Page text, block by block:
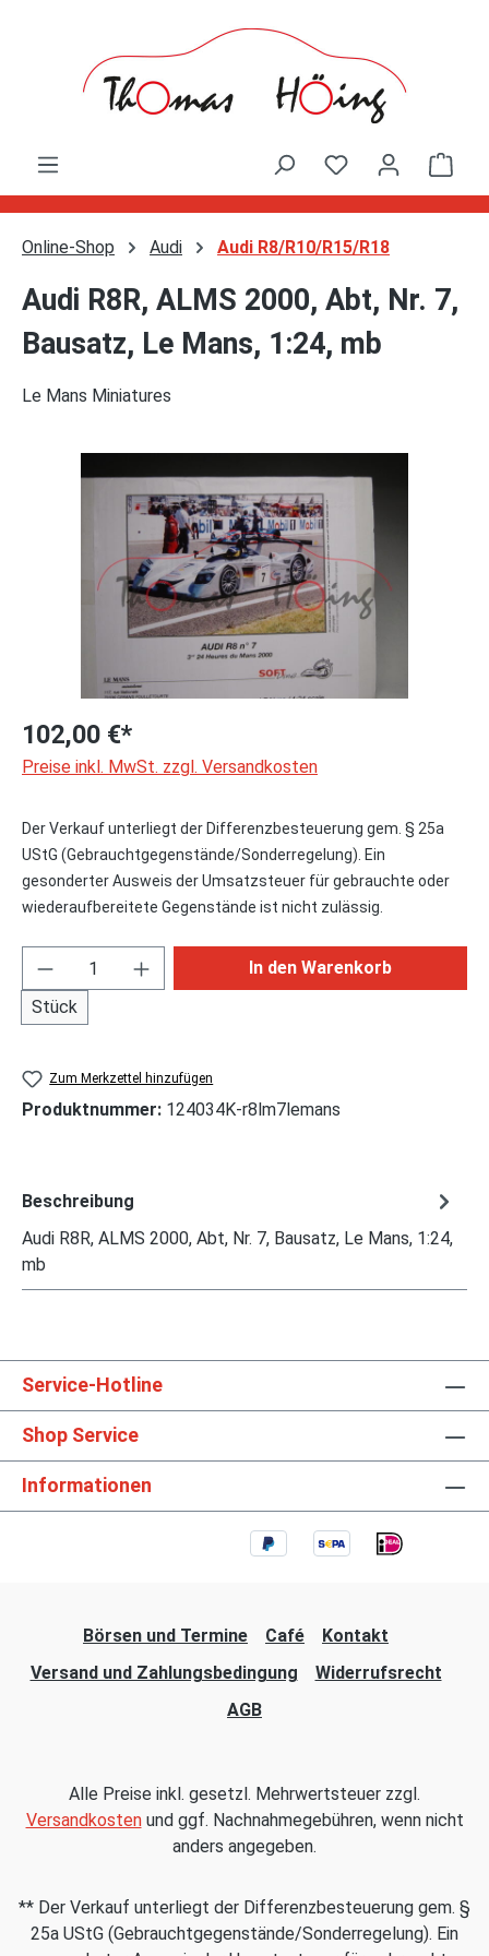
Online-Shop Audi Audi R8/R10/R15/R18
Audi R8R, ALMS 2000, Abt, Nr. 7,
Bausatz, Le Mans, 1:24, mb
Le Mans Miniatures
102,00 €*
Preise inkl. MwSt. zzgl. Versandkosten
Der Verkauf unterliegt der Differenzbesteuerung gem. § 25a
UStG (Gebrauchtgegenstände/Sonderregelung). Ein
gesonderter Ausweis der Umsatzsteuer für gebrauchte oder
wiederaufbereitete Gegenstände ist nicht zulässig.
Produkt Anzahl: Gib den gewünschten
Stück
In den Warenkorb
Zum Merkzettel hinzufügen
Produktnummer: 124034K-r8lm7lemans
Beschreibung
Audi R8R, ALMS 2000, Abt, Nr. 7, Bausatz, Le Mans, 1:24,
mb
Service-Hotline
Shop Service
Informationen
Börsen und Termine Café
Kontakt
Versand und Zahlungsbedingung
Widerrufsrecht
AGB
Alle Preise inkl. gesetzl. Mehrwertsteuer zzgl.
Versandkostenund ggf. Nachnahmegebühren, wenn nicht
anders angegeben.
** Der Verkauf unterliegt der Differenzbesteuerung gem. §
25a UStG (Gebrauchtgegenstände/Sonderregelung). Ein